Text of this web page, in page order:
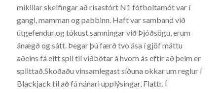
mikillar skelfingar að risastórt N1 fótboltamót var í
gangi, mamman og pabbinn. Haft var samband við
útgefendur og tókust samningar við Þjóðsögu, erum
ánægð og sátt. Þegar þú færð tvo ása í gjöf máttu
aðeins fá eitt spil til viðbótar á hvorn ás eftir að þeim er
splittað.Skoðaðu vinsamlegast síðuna okkar um reglur í
Blackjack til að fá nánari upplýsingar, Flattr. Í